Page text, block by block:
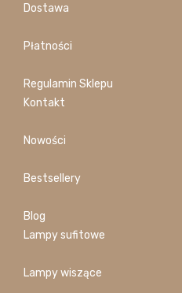
Dostawa
Płatności
Regulamin Sklepu
Kontakt
Nowości
Bestsellery
Blog
Lampy sufitowe
Lampy wiszące